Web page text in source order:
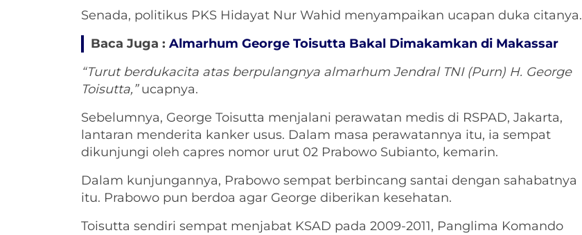
Senada, politikus PKS Hidayat Nur Wahid menyampaikan ucapan duka citanya.
Baca Juga : Almarhum George Toisutta Bakal Dimakamkan di Makassar
“Turut berdukacita atas berpulangnya almarhum Jendral TNI (Purn) H. George
Toisutta,”ucapnya.
Sebelumnya, George Toisutta menjalani perawatan medis di RSPAD, Jakarta,
lantaran menderita kanker usus. Dalam masa perawatannya itu, ia sempat
dikunjungi oleh capres nomor urut 02 Prabowo Subianto, kemarin.
Dalam kunjungannya, Prabowo sempat berbincang santai dengan sahabatnya
itu. Prabowo pun berdoa agar George diberikan kesehatan.
Toisutta sendiri sempat menjabat KSAD pada 2009-2011, Panglima Komando